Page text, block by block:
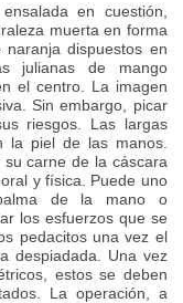
en cuestión,
muerta en forma
dispuestos en
julianas de mango
el centro. La imagen
Sin embargo, picar
riesgos. Las largas
la piel de las manos.
carne de la cáscara
y física. Puede uno
de la mano o
los esfuerzos que se
pedacitos una vez el
despiadada. Una vez
estos se deben
La operación, a